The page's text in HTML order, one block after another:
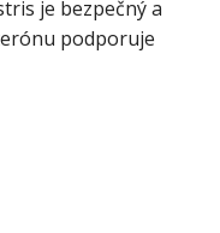
je bezpečný a
podporuje